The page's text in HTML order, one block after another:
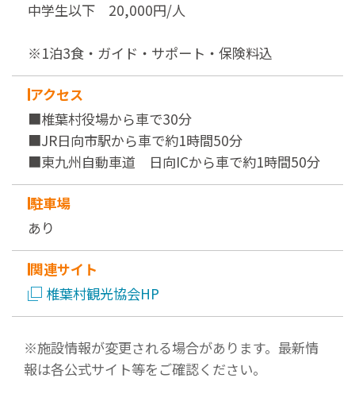
中学生以下 20,000円/人
※1泊3食・ガイド・サポート・保険料込
アクセス
■椎葉村役場から車で30分
■JR日向市駅から車で約1時間50分
■東九州自動車道 日向ICから車で約1時間50分
駐車場
あり
関連サイト
椎葉村観光協会HP
※施設情報が変更される場合があります。最新情
報は各公式サイト等をご確認ください。